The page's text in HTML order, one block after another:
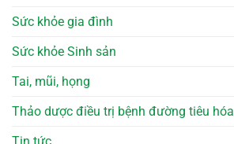
Sức khỏe gia đình
Sức khỏe Sinh sản
Tai, mũi, họng
Thảo dược điều trị bệnh đường tiêu hóa